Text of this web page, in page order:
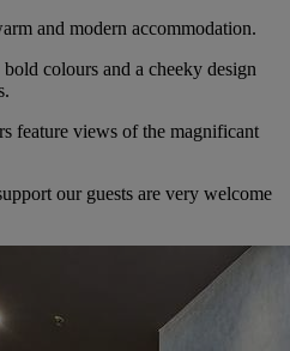
and modern accommodation.
colours and a cheeky design
feature views of the magnificant
our guests are very welcome